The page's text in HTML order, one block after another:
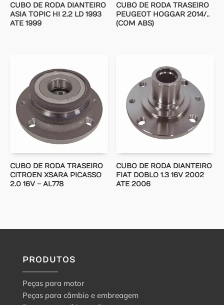
CUBO DE RODA DIANTEIRO
ASIA TOPIC HI 2.2 LD 1993
ATE 1999
CUBO DE RODA TRASEIRO
PEUGEOT HOGGAR 2014/..
(COM ABS)
CUBO DE RODA TRASEIRO
CITROEN XSARA PICASSO
2.0 16V – AL778
CUBO DE RODA DIANTEIRO
FIAT DOBLO 1.3 16V 2002
ATE 2006
PRODUTOS
Peças para motor
Peças para câmbio e embreagem